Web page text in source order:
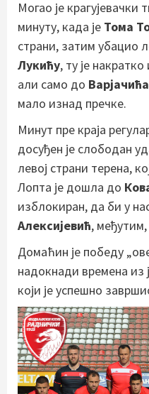
Могао је
минуту, када је Тома
страни, затим убацио
Лукићу, ту је
али само до Варјачића
мало изнад пречке.
Минут пре краја
досуђен је слободан
левој страни терена,
Лопта је дошла до
изблокиран, да би у
Алексијевић,
Домаћин је победу
надокнади времена из
који је успешно